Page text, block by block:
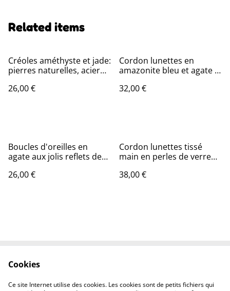
Related items
Créoles améthyste et jade:
pierres naturelles, acier
nickel, pièce unique
26,00 €
Cordon lunettes en
amazonite bleu et agate :
sur fil de jade résistant,
32,00 €
Boucles d'oreilles en
agate aux jolis reflets de
naturelles)et verre gris
26,00 €
Cordon lunettes tissé
main en perles de verre
fil de lin résistant, pièce
38,00 €
Politique de
Politique de cookies
Cookies
Ce site Internet utilise des cookies. Les cookies sont de petits fichiers qui